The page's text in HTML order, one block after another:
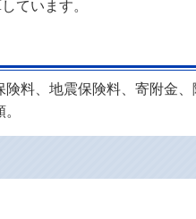
ています。
料、地震保険料、寄附金